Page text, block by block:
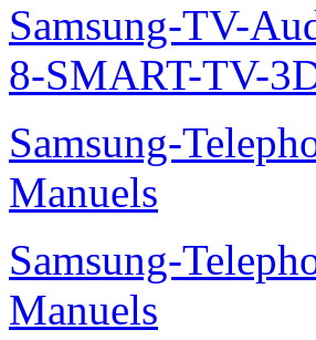
Samsung-TV-
8-SMART-TV-
Samsung-
Manuels
Samsung-
Manuels